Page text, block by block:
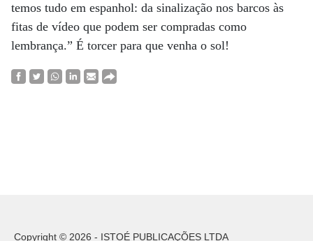
temos tudo em espanhol: da sinalização nos barcos às
fitas de vídeo que podem ser compradas como
lembrança.” É torcer para que venha o sol!
Copyright © 2026 - ISTOÉ PUBLICAÇÕES LTDA